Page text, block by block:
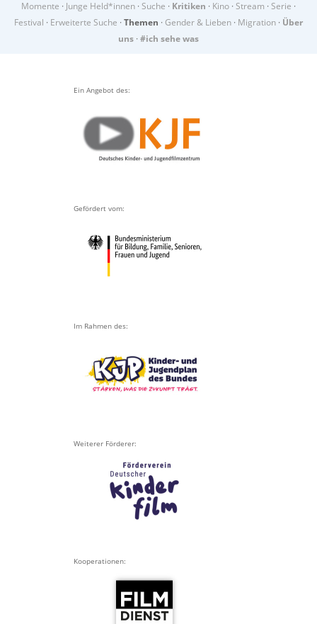
Momente · Junge Held*innen · Suche · Kritiken · Kino · Stream · Serie ·
Festival · Erweiterte Suche · Themen · Gender & Lieben · Migration · Über
uns · #ich sehe was
Ein Angebot des:
Gefördert vom:
Im Rahmen des:
Weiterer Förderer:
Kooperationen: